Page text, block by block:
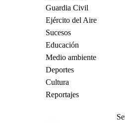
Guardia Civil
Ejército del Aire
Sucesos
Educación
Medio ambiente
Deportes
Cultura
Reportajes